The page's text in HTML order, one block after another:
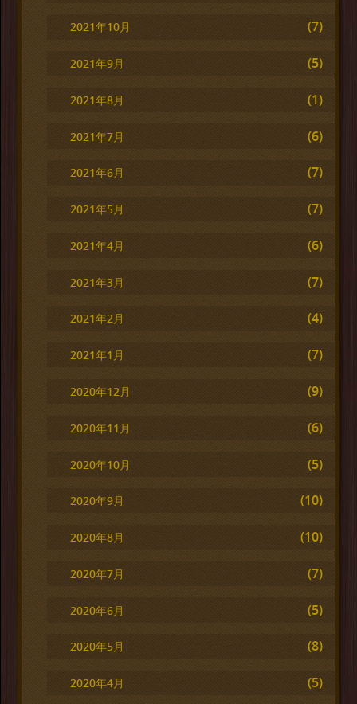
2021年10月 (7)
2021年9月 (5)
2021年8月 (1)
2021年7月 (6)
2021年6月 (7)
2021年5月 (7)
2021年4月 (6)
2021年3月 (7)
2021年2月 (4)
2021年1月 (7)
2020年12月 (9)
2020年11月 (6)
2020年10月 (5)
2020年9月 (10)
2020年8月 (10)
2020年7月 (7)
2020年6月 (5)
2020年5月 (8)
2020年4月 (5)